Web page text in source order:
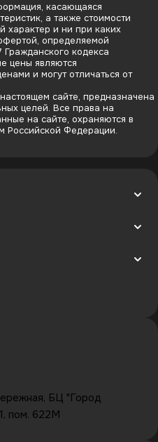
касающаяся
а также стоимости
характер и ни при каких
определяемой
кодекса
цены являются
и могут отличаться от
сайте, предназначена
целей. Все права на
на сайте, охраняются в
Российской Федерации.
БЦ "Город
пом. 622М